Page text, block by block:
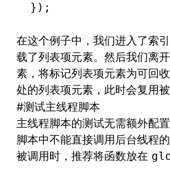
});
在这个例子中，我们进入了索
载了列表项元素。然后我们离
素，将标记列表项元素为可回
处的列表项元素，此时会复用
#测试主线程脚本
主线程脚本的测试无需额外配
脚本中不能直接调用后台线程
被调用时，推荐将函数放在